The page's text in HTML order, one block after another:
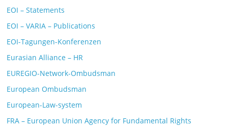
EOI – Statements
EOI – VARIA – Publications
EOI-Tagungen-Konferenzen
Eurasian Alliance – HR
EUREGIO-Network-Ombudsman
European Ombudsman
European-Law-system
FRA – European Union Agency for Fundamental Rights